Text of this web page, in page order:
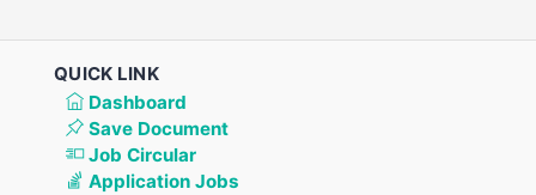
QUICK LINK
Dashboard
Save Document
Job Circular
Application Jobs